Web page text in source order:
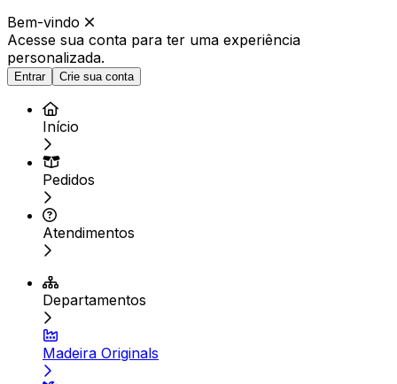
Bem-vindo
Acesse sua conta para ter uma experiência
personalizada.
Entrar Crie sua conta
Início
Pedidos
Atendimentos
Departamentos
Madeira Originals